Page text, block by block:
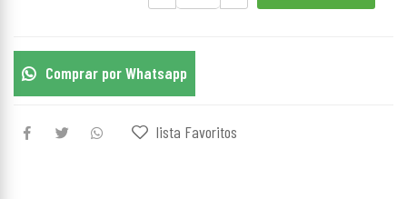
Comprar por Whatsapp
lista Favoritos